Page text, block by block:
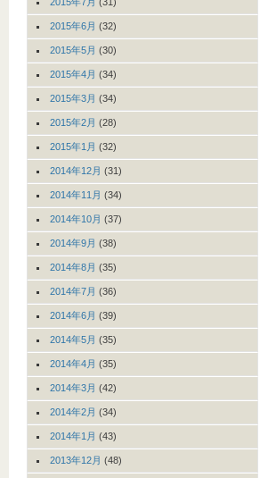
2015年6月 (32)
2015年5月 (30)
2015年4月 (34)
2015年3月 (34)
2015年2月 (28)
2015年1月 (32)
2014年12月 (31)
2014年11月 (34)
2014年10月 (37)
2014年9月 (38)
2014年8月 (35)
2014年7月 (36)
2014年6月 (39)
2014年5月 (35)
2014年4月 (35)
2014年3月 (42)
2014年2月 (34)
2014年1月 (43)
2013年12月 (48)